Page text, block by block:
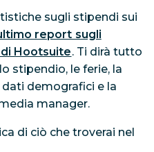
sugli stipendi sui
report sugli
Hootsuite. Ti dirà tutto
stipendio, le ferie, la
demografici e la
manager.
di ciò che troverai nel